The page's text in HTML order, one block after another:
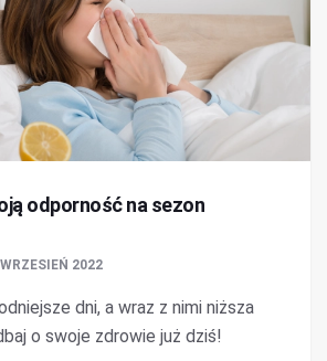
odporność na sezon
2022
dni, a wraz z nimi niższa
o swoje zdrowie już dziś!